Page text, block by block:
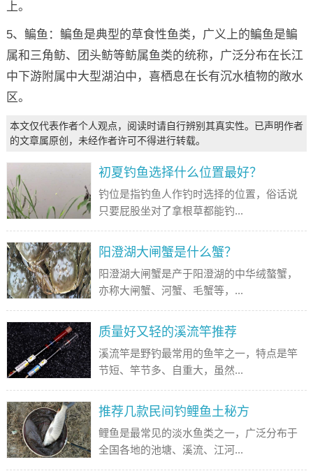
上。
5、鳊鱼：鳊鱼是典型的草食性鱼类，广义上的鳊鱼是鳊
属和三角鲂、团头鲂等鲂属鱼类的统称，广泛分布在长江
中下游附属中大型湖泊中，喜栖息在长有沉水植物的敞水
区。
本文仅代表作者个人观点，阅读时请自行辨别其真实性。已声明作者
的文章属原创，未经作者许可不得进行转载。
初夏钓鱼选择什么位置最好？
钓位是指钓鱼人作钓时选择的位置，俗话说
只要屁股坐对了拿根草都能钓...
阳澄湖大闸蟹是什么蟹？
阳澄湖大闸蟹是产于阳澄湖的中华绒螯蟹，
亦称大闸蟹、河蟹、毛蟹等，...
质量好又轻的溪流竿推荐
溪流竿是野钓最常用的鱼竿之一，特点是竿
节短、竿节多、自重大，虽然...
推荐几款民间钓鲤鱼土秘方
鲤鱼是最常见的淡水鱼类之一，广泛分布于
全国各地的池塘、溪流、江河...